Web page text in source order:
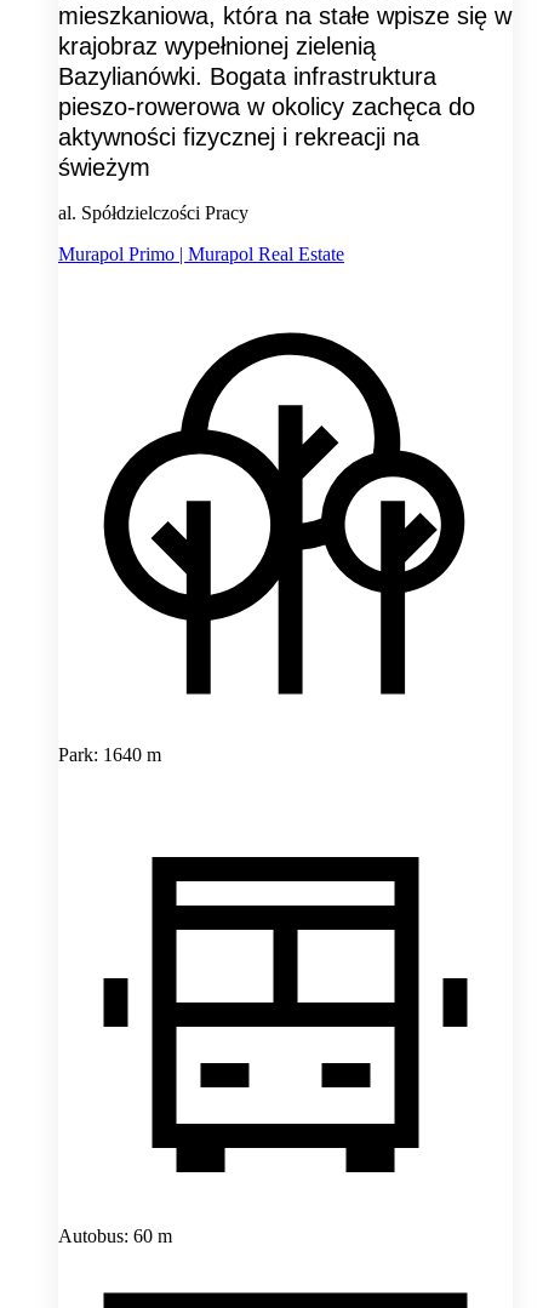
mieszkaniowa, która na stałe wpisze się w
krajobraz wypełnionej zielenią
Bazylianówki. Bogata infrastruktura
pieszo-rowerowa w okolicy zachęca do
aktywności fizycznej i rekreacji na
świeżym
al. Spółdzielczości Pracy
Murapol Primo | Murapol Real Estate
Park: 1640 m
Autobus: 60 m